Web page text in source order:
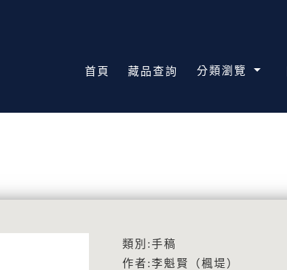
首頁 藏品查詢 分類瀏覽
類別:手稿
作者:李魁賢（楓堤）